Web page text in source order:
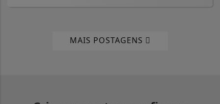
MAIS POSTAGENS